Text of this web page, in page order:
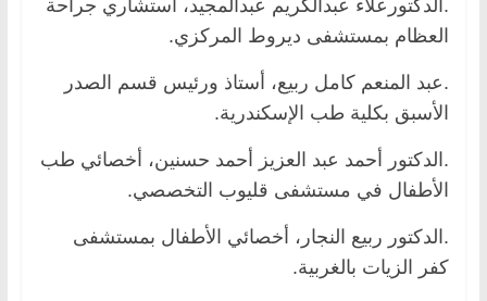
.الدكتورعلاء عبدالكريم عبدالمجيد، استشاري جراحة
العظام بمستشفى ديروط المركزي.
.عبد المنعم كامل ربيع، أستاذ ورئيس قسم الصدر
الأسبق بكلية طب الإسكندرية.
.الدكتور أحمد عبد العزيز أحمد حسنين، أخصائي طب
الأطفال في مستشفى قليوب التخصصي.
.الدكتور ربيع النجار، أخصائي الأطفال بمستشفى
كفر الزيات بالغربية.